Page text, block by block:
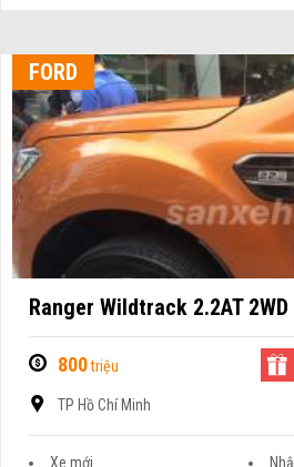
FORD
Ranger Wildtrack 2.2AT
800triệu
TP Hồ Chí Minh
Xe mới